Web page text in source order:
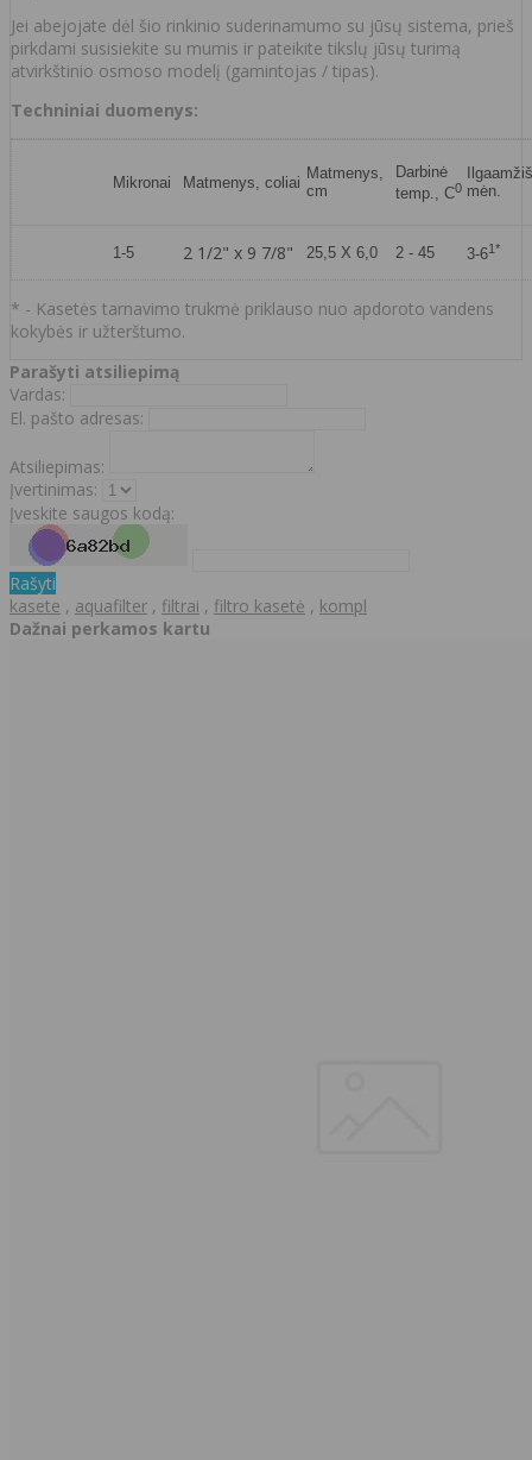
Jei abejojate dėl šio rinkinio suderinamumo su jūsų sistema, prieš
pirkdami susisiekite su mumis ir pateikite tikslų jūsų turimą
atvirkštinio osmoso modelį (gamintojas / tipas).
Techniniai duomenys:
Mikronai Matmenys, coliai
Matmenys,
cm
Darbinė
temp., C0 mėn.
1-5 2 1/2" x 9 7/8" 25,5 X 6,0 2 - 45 3-61*
* - Kasetės tarnavimo trukmė priklauso nuo apdoroto vandens
kokybės ir užterštumo.
Parašyti atsiliepimą
Vardas:
El. pašto adresas:
Atsiliepimas:
Įvertinimas:
Įveskite saugos kodą:
Rašyti
kasete , aquafilter , filtrai , filtro kasetė , kompl
Dažnai perkamos kartu